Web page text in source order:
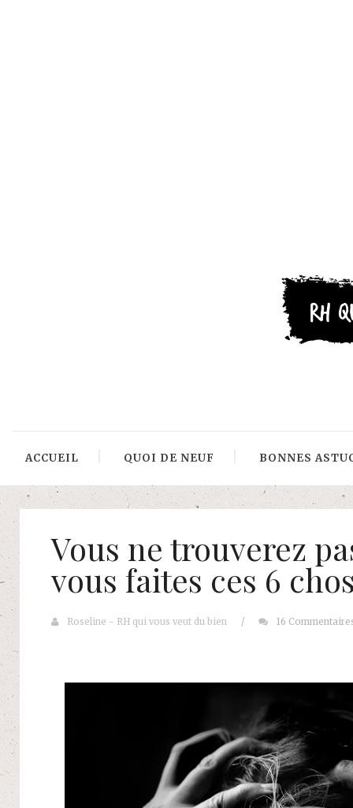
ACCUEIL QUOI DE NEUF BONNES
Vous ne trouverez
vous faites ces 6
Roseline - RH qui vous veut du bien / 16